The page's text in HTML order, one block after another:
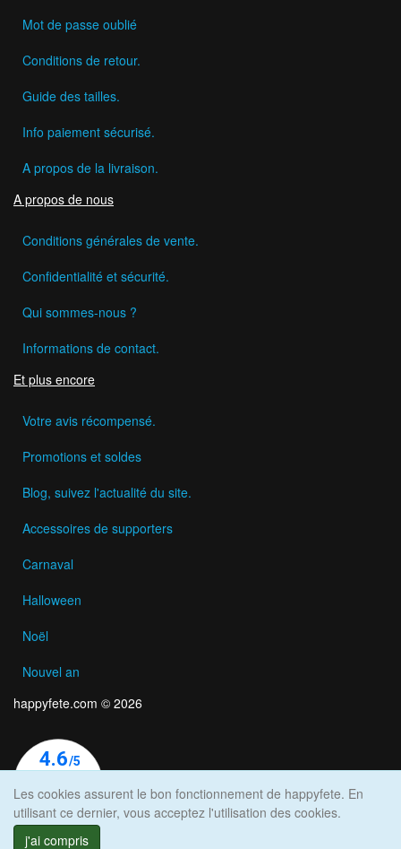
Mot de passe oublié
Conditions de retour.
Guide des tailles.
Info paiement sécurisé.
A propos de la livraison.
A propos de nous
Conditions générales de vente.
Confidentialité et sécurité.
Qui sommes-nous ?
Informations de contact.
Et plus encore
Votre avis récompensé.
Promotions et soldes
Blog, suivez l'actualité du site.
Accessoires de supporters
Carnaval
Halloween
Noël
Nouvel an
happyfete.com © 2026
Les cookies assurent le bon fonctionnement de happyfete. En
utilisant ce dernier, vous acceptez l'utilisation des cookies.
j'ai compris